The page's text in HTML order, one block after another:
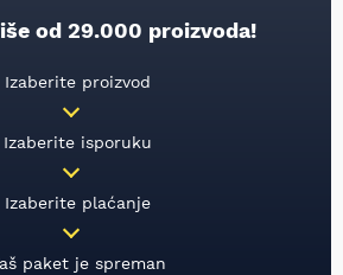
od 29.000 proizvoda!
Izaberite proizvod
Izaberite isporuku
Izaberite plaćanje
paket je spreman